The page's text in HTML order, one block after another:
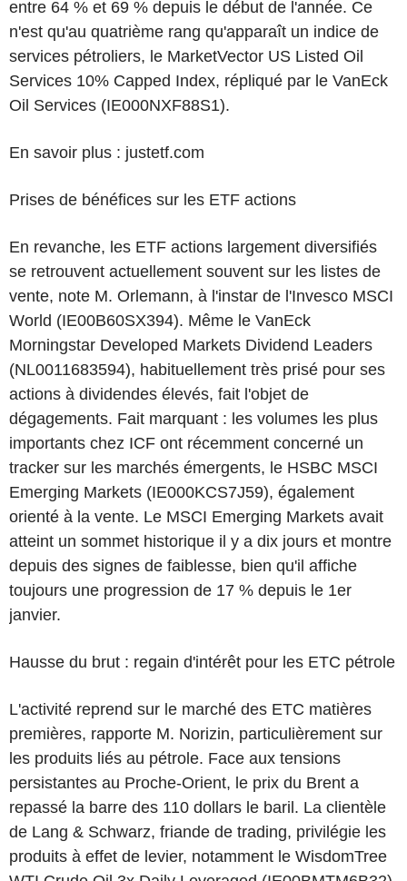
entre 64 % et 69 % depuis le début de l'année. Ce
n'est qu'au quatrième rang qu'apparaît un indice de
services pétroliers, le MarketVector US Listed Oil
Services 10% Capped Index, répliqué par le VanEck
Oil Services (IE000NXF88S1).
En savoir plus : justetf.com
Prises de bénéfices sur les ETF actions
En revanche, les ETF actions largement diversifiés
se retrouvent actuellement souvent sur les listes de
vente, note M. Orlemann, à l'instar de l'Invesco MSCI
World (IE00B60SX394). Même le VanEck
Morningstar Developed Markets Dividend Leaders
(NL0011683594), habituellement très prisé pour ses
actions à dividendes élevés, fait l'objet de
dégagements. Fait marquant : les volumes les plus
importants chez ICF ont récemment concerné un
tracker sur les marchés émergents, le HSBC MSCI
Emerging Markets (IE000KCS7J59), également
orienté à la vente. Le MSCI Emerging Markets avait
atteint un sommet historique il y a dix jours et montre
depuis des signes de faiblesse, bien qu'il affiche
toujours une progression de 17 % depuis le 1er
janvier.
Hausse du brut : regain d'intérêt pour les ETC pétrole
L'activité reprend sur le marché des ETC matières
premières, rapporte M. Norizin, particulièrement sur
les produits liés au pétrole. Face aux tensions
persistantes au Proche-Orient, le prix du Brent a
repassé la barre des 110 dollars le baril. La clientèle
de Lang & Schwarz, friande de trading, privilégie les
produits à effet de levier, notamment le WisdomTree